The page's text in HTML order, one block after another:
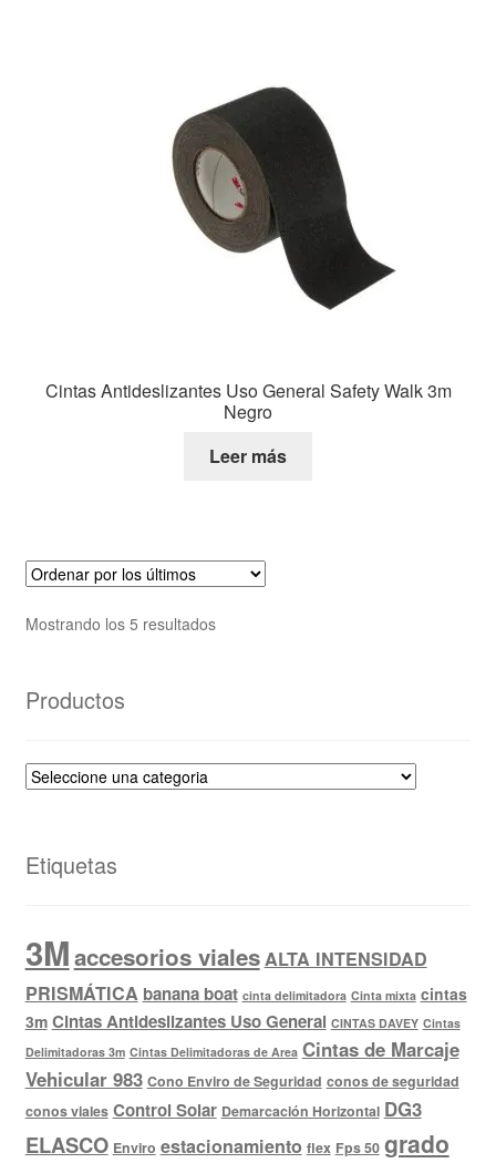
Cintas Antideslizantes Uso General Safety Walk 3m
Negro
Leer más
Mostrando los 5 resultados
Productos
Etiquetas
3Maccesorios vialesALTA INTENSIDAD
PRISMÁTICA banana boat cinta delimitadora Cinta mixta cintas
3m Cintas Antideslizantes Uso General CINTAS DAVEY Cintas
Delimitadoras 3m Cintas Delimitadoras de Area Cintas de Marcaje
Vehicular 983 Cono Enviro de Seguridad conos de seguridad
conos viales Control Solar Demarcación Horizontal DG3
ELASCO Enviro estacionamiento flex Fps 50 grado